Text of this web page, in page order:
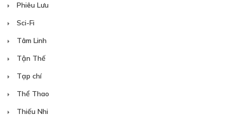
Phiêu Lưu
Sci-Fi
Tâm Linh
Tận Thế
Tạp chí
Thể Thao
Thiếu Nhi